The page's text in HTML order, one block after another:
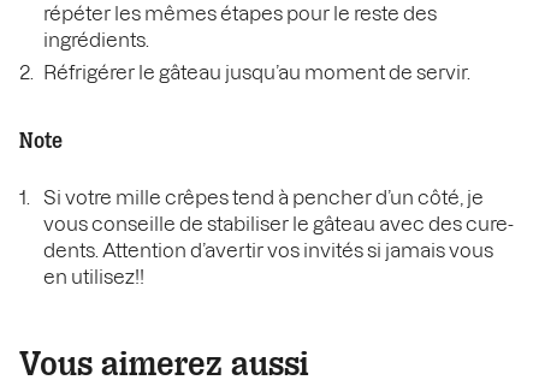
répéter les mêmes étapes pour le reste des
ingrédients.
Réfrigérer le gâteau jusqu’au moment de servir.
Note
Si votre mille crêpes tend à pencher d’un côté, je
vous conseille de stabiliser le gâteau avec des cure-
dents. Attention d’avertir vos invités si jamais vous
en utilisez!!
Vous aimerez aussi